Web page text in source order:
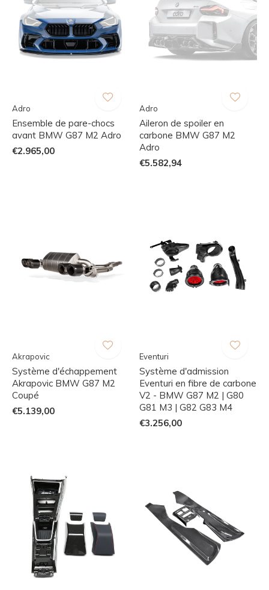
Adro
Ensemble de pare-chocs
avant BMW G87 M2 Adro
€2.965,00
Adro
Aileron de spoiler en
carbone BMW G87 M2
Adro
€5.582,94
Akrapovic
Système d'échappement
Akrapovic BMW G87 M2
Coupé
€5.139,00
Eventuri
Système d'admission
Eventuri en fibre de carbone
V2 - BMW G87 M2 | G80
G81 M3 | G82 G83 M4
€3.256,00